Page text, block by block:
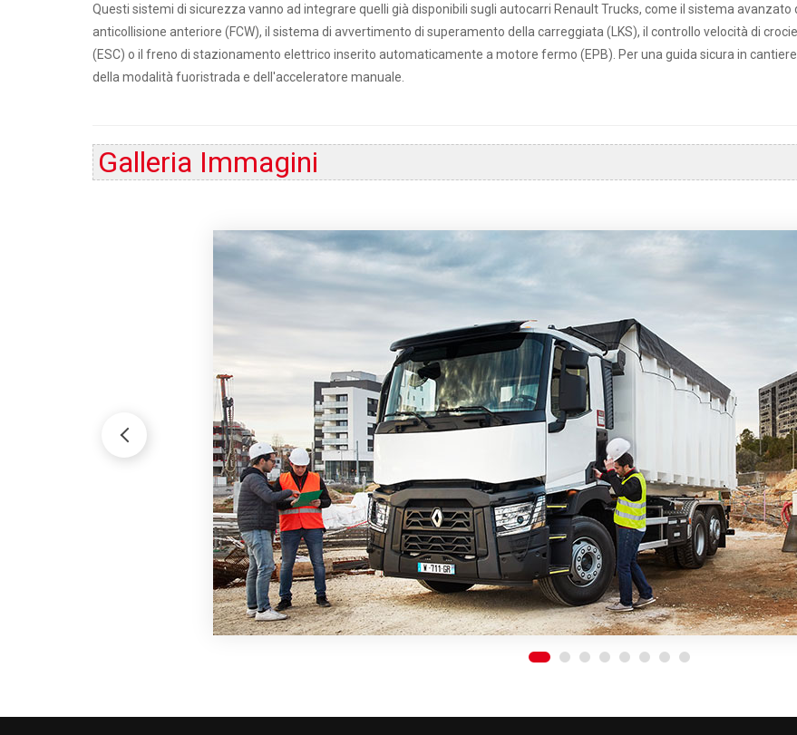
Questi sistemi di sicurezza vanno ad integrare quelli già disponibili sugli autocarri Renault Trucks, come il sistema
anticollisione anteriore (FCW), il sistema di avvertimento di superamento della carreggiata (LKS), il controllo velocità di
(ESC) o il freno di stazionamento elettrico inserito automaticamente a motore fermo (EPB). Per una guida sicura in
della modalità fuoristrada e dell'acceleratore manuale.
Galleria Immagini